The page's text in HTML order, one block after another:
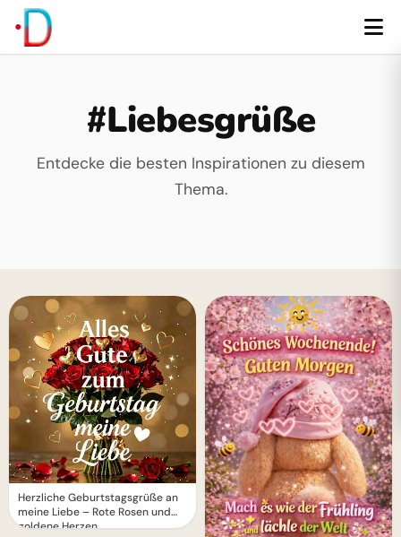
#Liebesgrüße
Entdecke die besten Inspirationen zu diesem
Thema.
Herzliche Geburtstagsgrüße an
meine Liebe – Rote Rosen und
goldene Herzen